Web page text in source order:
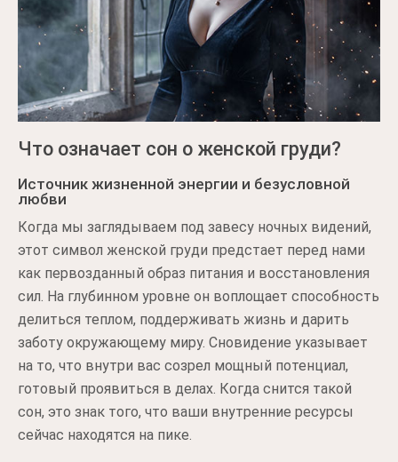
Что означает сон о женской груди?
Источник жизненной энергии и безусловной
любви
Когда мы заглядываем под завесу ночных видений,
этот символ женской груди предстает перед нами
как первозданный образ питания и восстановления
сил. На глубинном уровне он воплощает способность
делиться теплом, поддерживать жизнь и дарить
заботу окружающему миру. Сновидение указывает
на то, что внутри вас созрел мощный потенциал,
готовый проявиться в делах. Когда снится такой
сон, это знак того, что ваши внутренние ресурсы
сейчас находятся на пике.